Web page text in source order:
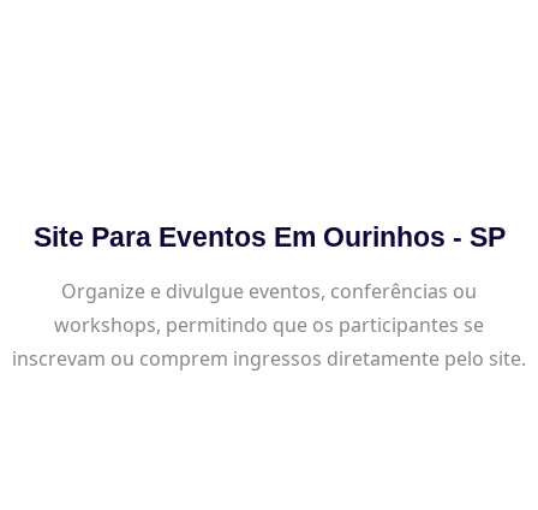
Site Para Eventos Em Ourinhos - SP
Organize e divulgue eventos, conferências ou
workshops, permitindo que os participantes se
inscrevam ou comprem ingressos diretamente pelo site.